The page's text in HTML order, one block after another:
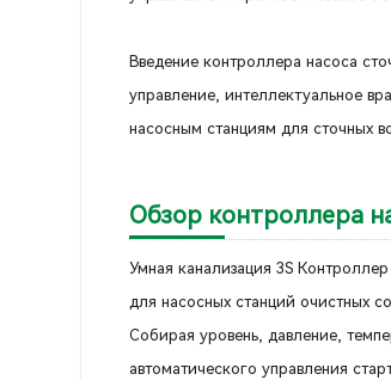
Введение контроллера насоса
управление, интеллектуальное
насосным станциям для сточных
Обзор контроллера
Умная канализация 3S
для насосных станций очистных
Собирая уровень, давление,
автоматического управления